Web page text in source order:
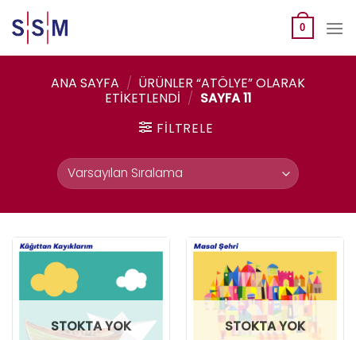
to
content
0
ANA SAYFA / ÜRÜNLER “ATÖLYE” OLARAK
ETIKETLENDI / SAYFA 11
FILTRELE
STOKTA YOK STOKTA YOK